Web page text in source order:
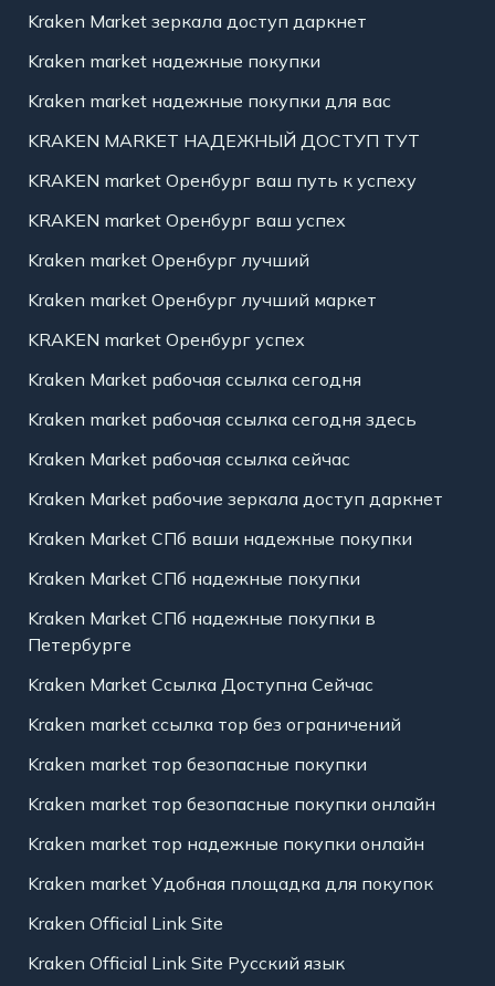
Kraken Market зеркала доступ даркнет
Kraken market надежные покупки
Kraken market надежные покупки для вас
KRAKEN MARKET НАДЕЖНЫЙ ДОСТУП ТУТ
KRAKEN market Оренбург ваш путь к успеху
KRAKEN market Оренбург ваш успех
Kraken market Оренбург лучший
Kraken market Оренбург лучший маркет
KRAKEN market Оренбург успех
Kraken Market рабочая ссылка сегодня
Kraken market рабочая ссылка сегодня здесь
Kraken Market рабочая ссылка сейчас
Kraken Market рабочие зеркала доступ даркнет
Kraken Market СПб ваши надежные покупки
Kraken Market СПб надежные покупки
Kraken Market СПб надежные покупки в
Петербурге
Kraken Market Ссылка Доступна Сейчас
Kraken market ссылка тор без ограничений
Kraken market тор безопасные покупки
Kraken market тор безопасные покупки онлайн
Kraken market тор надежные покупки онлайн
Kraken market Удобная площадка для покупок
Kraken Official Link Site
Kraken Official Link Site Русский язык